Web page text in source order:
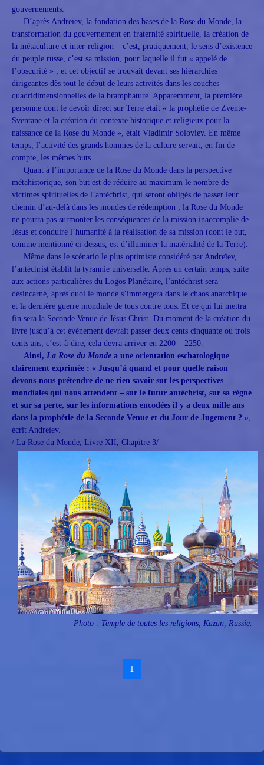
gouvernements.
D’après Andreïev, la fondation des bases de la Rose du Monde, la
transformation du gouvernement en fraternité spirituelle, la création de
la métaculture et inter-religion – c’est, pratiquement, le sens d’existence
du peuple russe, c’est sa mission, pour laquelle il fut « appelé de
l’obscurité » ; et cet objectif se trouvait devant ses hiérarchies
dirigeantes dès tout le début de leurs activités dans les couches
quadridimensionnelles de la bramphature. Apparemment, la première
personne dont le devoir direct sur Terre était « la prophétie de Zvente-
Sventane et la création du contexte historique et religieux pour la
naissance de la Rose du Monde », était Vladimir Soloviev. En même
temps, l’activité des grands hommes de la culture servait, en fin de
compte, les mêmes buts.
Quant à l’importance de la Rose du Monde dans la perspective
métahistorique, son but est de réduire au maximum le nombre de
victimes spirituelles de l’antéchrist, qui seront obligés de passer leur
chemin d’au-delà dans les mondes de rédemption ; la Rose du Monde
ne pourra pas surmonter les conséquences de la mission inaccomplie de
Jésus et conduire l’humanité à la réalisation de sa mission (dont le but,
comme mentionné ci-dessus, est d’illuminer la matérialité de la Terre).
Même dans le scénario le plus optimiste considéré par Andreïev,
l’antéchrist établit la tyrannie universelle. Après un certain temps, suite
aux actions particulières du Logos Planétaire, l’antéchrist sera
désincarné, après quoi le monde s’immergera dans le chaos anarchique
et la dernière guerre mondiale de tous contre tous. Et ce qui lui mettra
fin sera la Seconde Venue de Jésus Christ. Du moment de la création du
livre jusqu’à cet événement devrait passer deux cents cinquante ou trois
cents ans, c’est-à-dire, cela devra arriver en 2200 – 2250.
Ainsi, La Rose du Monde a une orientation eschatologique
clairement exprimée : « Jusqu’à quand et pour quelle raison
devons-nous prétendre de ne rien savoir sur les perspectives
mondiales qui nous attendent – sur le futur antéchrist, sur sa règne
et sur sa perte, sur les informations encodées il y a deux mille ans
dans la prophétie de la Seconde Venue et du Jour de Jugement ? »,
écrit Andreïev.
/ La Rose du Monde, Livre XII, Chapitre 3/
Photo : Temple de toutes les religions, Kazan, Russie.
1